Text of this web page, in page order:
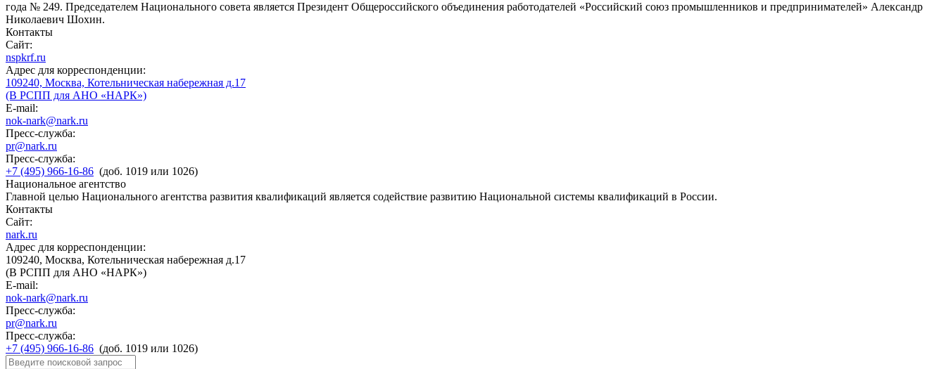
года № 249. Председателем Национального совета является Президент Общероссийского объединения работодателей «Российский союз промышленников и предпринимателей» Александр
Николаевич Шохин.
Контакты
Сайт:
nspkrf.ru
Адрес для корреспонденции:
109240, Москва, Котельническая набережная д.17
(В РСПП для АНО «НАРК»)
E-mail:
nok-nark@nark.ru
Пресс-служба:
pr@nark.ru
Пресс-служба:
+7 (495) 966-16-86 (доб. 1019 или 1026)
Национальное агентство
Главной целью Национального агентства развития квалификаций является содействие развитию Национальной системы квалификаций в России.
Контакты
Сайт:
nark.ru
Адрес для корреспонденции:
109240, Москва, Котельническая набережная д.17
(В РСПП для АНО «НАРК»)
E-mail:
nok-nark@nark.ru
Пресс-служба:
pr@nark.ru
Пресс-служба:
+7 (495) 966-16-86 (доб. 1019 или 1026)